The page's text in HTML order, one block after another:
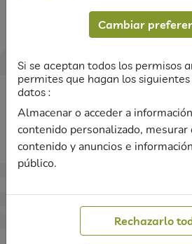
Dates i horaris
Aquest és un curs en modalitat "Al
Pots començar quan tu vulguis.
Lesvideoclassesles podràs
Tota la
escollir les sessions que més
modalitat segons el calendari
Cambiar
Si se aceptan todos los permisos
permites que hagan los
datos :
Almacenar o acceder a
contenido personalizado,
contenido y anuncios e
público.
Rechazarlo